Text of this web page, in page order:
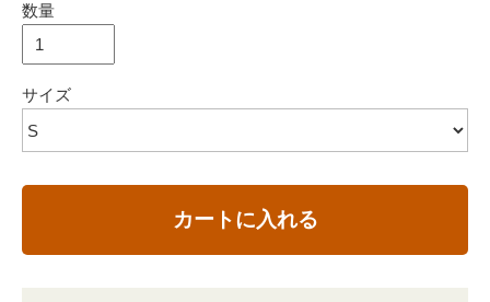
数量
サイズ
カートに入れる